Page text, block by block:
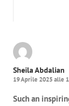
Sheila Abdalian
19 Aprile 2025 alle
Such an